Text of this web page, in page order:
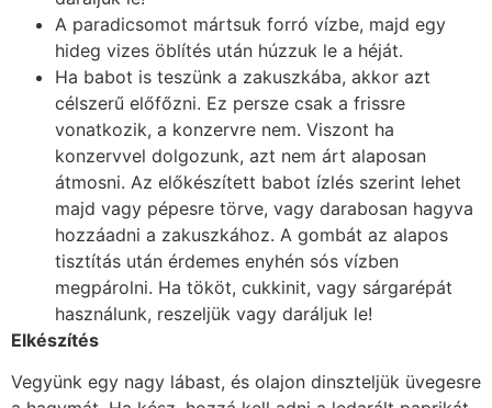
A paradicsomot mártsuk forró vízbe, majd egy
hideg vizes öblítés után húzzuk le a héját.
Ha babot is teszünk a zakuszkába, akkor azt
célszerű előfőzni. Ez persze csak a frissre
vonatkozik, a konzervre nem. Viszont ha
konzervvel dolgozunk, azt nem árt alaposan
átmosni. Az előkészített babot ízlés szerint lehet
majd vagy pépesre törve, vagy darabosan hagyva
hozzáadni a zakuszkához. A gombát az alapos
tisztítás után érdemes enyhén sós vízben
megpárolni. Ha tököt, cukkinit, vagy sárgarépát
használunk, reszeljük vagy daráljuk le!
Elkészítés
Vegyünk egy nagy lábast, és olajon dinszteljük üvegesre